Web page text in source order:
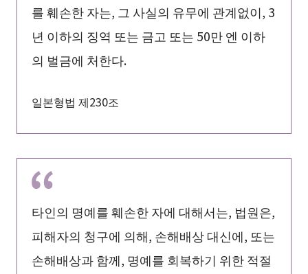
를 훼손한 자는, 그 사실의 유무에 관계없이, 3
년 이하의 징역 또는 금고 또는 50만 엔 이하
의 벌금에 처한다.
일본형법 제230조
타인의 명예를 훼손한 자에 대해서는, 법원은,
피해자의 청구에 의해, 손해배상 대신에, 또는
손해배상과 함께, 명예를 회복하기 위한 적절